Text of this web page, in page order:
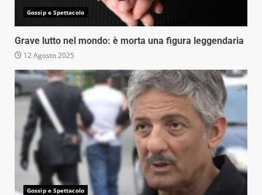
Gossip e Spettacolo
Grave lutto nel mondo: è morta una figura leggendaria
12 Agosto 2025
Gossip e Spettacolo